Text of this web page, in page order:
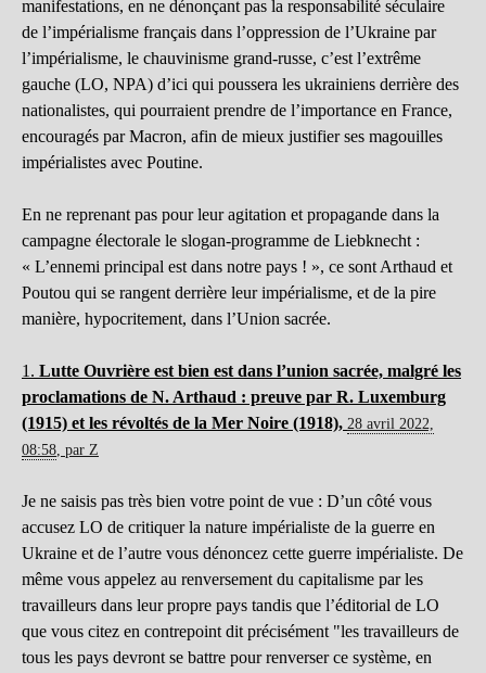
manifestations, en ne dénonçant pas la responsabilité séculaire
de l’impérialisme français dans l’oppression de l’Ukraine par
l’impérialisme, le chauvinisme grand-russe, c’est l’extrême
gauche (LO, NPA) d’ici qui poussera les ukrainiens derrière des
nationalistes, qui pourraient prendre de l’importance en France,
encouragés par Macron, afin de mieux justifier ses magouilles
impérialistes avec Poutine.
En ne reprenant pas pour leur agitation et propagande dans la
campagne électorale le slogan-programme de Liebknecht :
« L’ennemi principal est dans notre pays ! », ce sont Arthaud et
Poutou qui se rangent derrière leur impérialisme, et de la pire
manière, hypocritement, dans l’Union sacrée.
1. Lutte Ouvrière est bien est dans l’union sacrée, malgré les
proclamations de N. Arthaud : preuve par R. Luxemburg
(1915) et les révoltés de la Mer Noire (1918), 28 avril 2022,
08:58, par Z
Je ne saisis pas très bien votre point de vue : D’un côté vous
accusez LO de critiquer la nature impérialiste de la guerre en
Ukraine et de l’autre vous dénoncez cette guerre impérialiste. De
même vous appelez au renversement du capitalisme par les
travailleurs dans leur propre pays tandis que l’éditorial de LO
que vous citez en contrepoint dit précisément "les travailleurs de
tous les pays devront se battre pour renverser ce système, en